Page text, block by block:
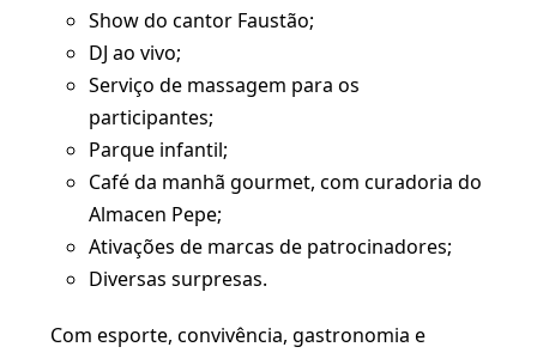
Show do cantor Faustão;
DJ ao vivo;
Serviço de massagem para os
participantes;
Parque infantil;
Café da manhã gourmet, com curadoria do
Almacen Pepe;
Ativações de marcas de patrocinadores;
Diversas surpresas.
Com esporte, convivência, gastronomia e